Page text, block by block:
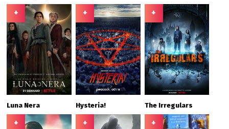
+
Luna Nera
+
Hysteria!
+
The Irregulars
+ + +